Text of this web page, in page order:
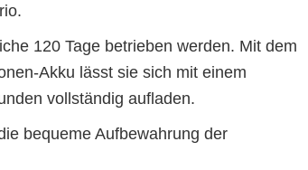
120 Tage betrieben werden. Mit dem
Akku lässt sie sich mit einem
vollständig aufladen.
bequeme Aufbewahrung der